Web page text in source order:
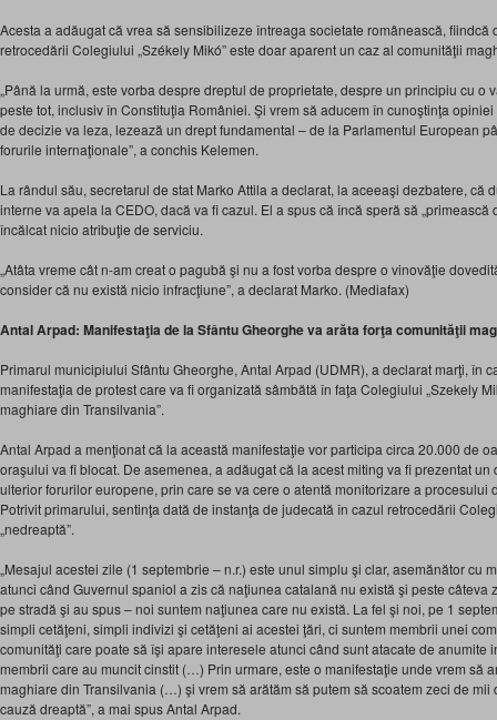
Acesta a adăugat că vrea să sensibilizeze întreaga societate românească, fiindcă
retrocedării Colegiului „Székely Mikó” este doar aparent un caz al comunităţii
„Până la urmă, este vorba despre dreptul de proprietate, despre un principiu cu o
peste tot, inclusiv în Constituţia României. Şi vrem să aducem în cunoştinţa
de decizie va leza, lezează un drept fundamental – de la Parlamentul European
forurile internaţionale”, a conchis Kelemen.
La rândul său, secretarul de stat Marko Attila a declarat, la aceeaşi dezbatere, că
interne va apela la CEDO, dacă va fi cazul. El a spus că încă speră să „primească
încălcat nicio atribuţie de serviciu.
„Atâta vreme cât n-am creat o pagubă şi nu a fost vorba despre o vinovăţie
consider că nu există nicio infracţiune”, a declarat Marko. (Mediafax)
Antal Arpad: Manifestaţia de la Sfântu Gheorghe va arăta forţa comunităţii
Primarul municipiului Sfântu Gheorghe, Antal Arpad (UDMR), a declarat marţi, în
manifestaţia de protest care va fi organizată sâmbătă în faţa Colegiului „Szekely
maghiare din Transilvania”.
Antal Arpad a menţionat că la această manifestaţie vor participa circa 20.000 de
oraşului va fi blocat. De asemenea, a adăugat că la acest miting va fi prezentat un
ulterior forurilor europene, prin care se va cere o atentă monitorizare a procesului
Potrivit primarului, sentinţa dată de instanţa de judecată în cazul retrocedării
„nedreaptă”.
„Mesajul acestei zile (1 septembrie – n.r.) este unul simplu şi clar, asemănător cu
atunci când Guvernul spaniol a zis că naţiunea catalană nu există şi peste câteva
pe stradă şi au spus – noi suntem naţiunea care nu există. La fel şi noi, pe 1
simpli cetăţeni, simpli indivizi şi cetăţeni ai acestei ţări, ci suntem membrii unei
comunităţi care poate să îşi apare interesele atunci când sunt atacate de anumite
membrii care au muncit cinstit (…) Prin urmare, este o manifestaţie unde vrem să
maghiare din Transilvania (…) şi vrem să arătăm să putem să scoatem zeci de mii
cauză dreaptă”, a mai spus Antal Arpad.